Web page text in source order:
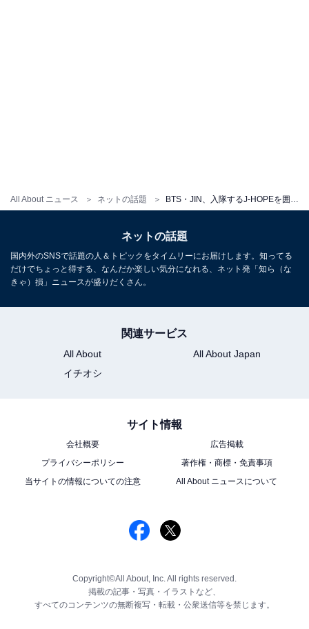
All About ニュース ネットの話題 BTS・JIN、入隊するJ-HOPEを囲むメンバー全員ショット！ 丸刈り姿のJ-HOPEとのおちゃめな1枚を披露
ネットの話題
国内外のSNSで話題の人＆トピックをタイムリーにお届けします。知ってる
だけでちょっと得する、なんだか楽しい気分になれる、ネット発「知ら（な
きゃ）損」ニュースが盛りだくさん。
関連サービス
All About
All About Japan
イチオシ
サイト情報
会社概要
広告掲載
プライバシーポリシー
著作権・商標・免責事項
当サイトの情報についての注意
All About ニュースについて
Copyright©All About, Inc. All rights reserved.
掲載の記事・写真・イラストなど、
すべてのコンテンツの無断複写・転載・公衆送信等を禁じます。